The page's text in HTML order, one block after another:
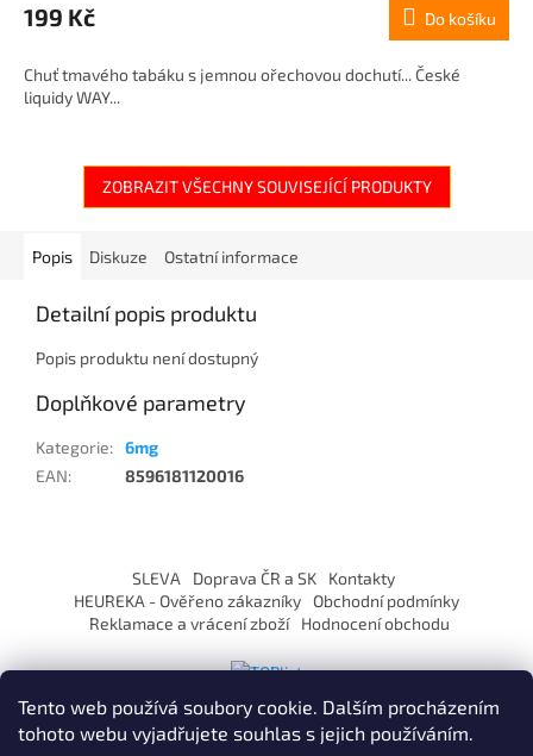
Tento web používá soubory cookie. Dalším procházením
tohoto webu vyjadřujete souhlas s jejich používáním.
199 Kč Do košíku
Chuť tmavého tabáku s jemnou ořechovou dochutí... České
liquidy WAY...
ZOBRAZIT VŠECHNY SOUVISEJÍCÍ PRODUKTY
Popis Diskuze Ostatní informace
Detailní popis produktu
Popis produktu není dostupný
Doplňkové parametry
Kategorie: 6mg
EAN: 8596181120016
í
SLEVA Doprava ČR a SK
Kontakty
HEUREKA - Ověřeno zákazníky
Obchodní podmínky
Reklamace a vrácení zboží
Hodnocení obchodu